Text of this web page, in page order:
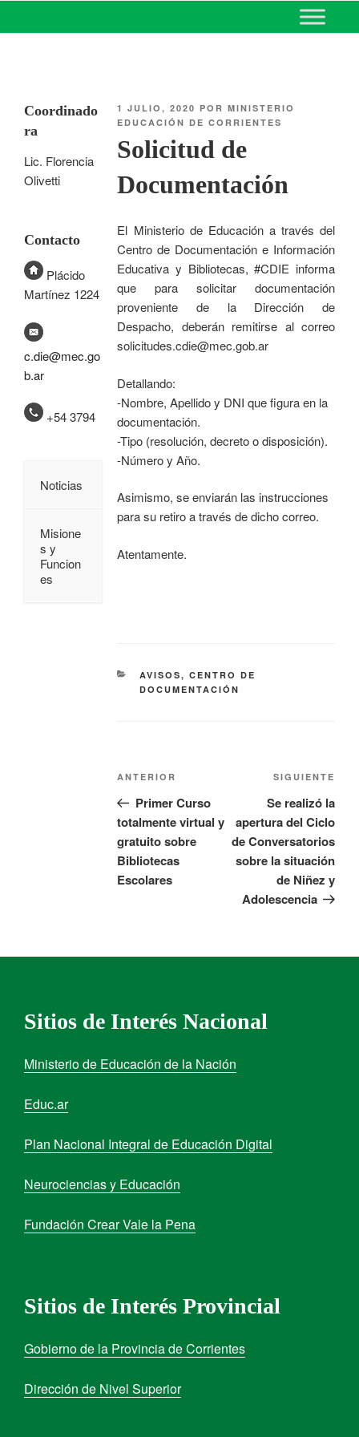
MINISTERIO DE EDUCACIÓN
DE CORRIENTES
1 JULIO, 2020 PORMINISTERIO
EDUCACIÓN DE CORRIENTES
Solicitud de
Documentación
El Ministerio de Educación a través del
Centro de Documentación e Información
Educativa y Bibliotecas, #CDIE informa
que para solicitar documentación
proveniente de la Dirección de
Despacho, deberán remitirse al correo
solicitudes.cdie@mec.gob.ar
Detallando:
-Nombre, Apellido y DNI que figura en la
documentación.
-Tipo (resolución, decreto o disposición).
-Número y Año.
Asimismo, se enviarán las instrucciones
para su retiro a través de dicho correo.
Atentamente.
AVISOS, CENTRO DE
DOCUMENTACIÓN
ANTERIOR
Primer Curso
totalmente virtual y
gratuito sobre
Bibliotecas
Escolares
SIGUIENTE
Se realizó la
apertura del Ciclo
de Conversatorios
sobre la situación
de Niñez y
Adolescencia
Coordinado
ra
Lic. Florencia
Olivetti
Contacto
Plácido
Martínez 1224
c.die@mec.go
b.ar
+54 3794
Noticias
Misione
s y
Funcion
es
Sitios de Interés Nacional
Ministerio de Educación de la Nación
Educ.ar
Plan Nacional Integral de Educación Digital
Neurociencias y Educación
Fundación Crear Vale la Pena
Sitios de Interés Provincial
Gobierno de la Provincia de Corrientes
Dirección de Nivel Superior